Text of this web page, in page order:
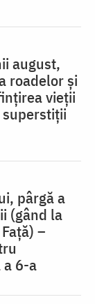
august,
roadelor și
vieții
pârgă a
(gând la
–
6-a